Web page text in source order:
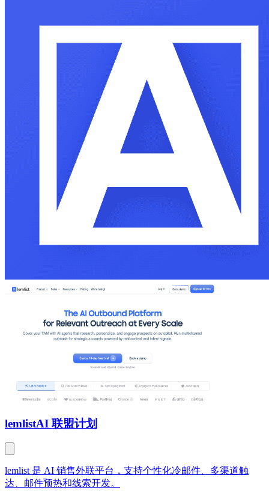
lemlistAI 联盟计划
lemlist 是 AI 销售外联平台，支持个性化冷邮件、多渠道触
达、邮件预热和线索开发。